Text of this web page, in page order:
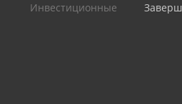
Инвестиционные